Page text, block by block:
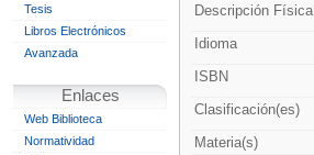
Tesis
Libros Electrónicos
Avanzada
Enlaces
Web Biblioteca
Normatividad
Descripción Física
Idioma
ISBN
Clasificación(es)
Materia(s)